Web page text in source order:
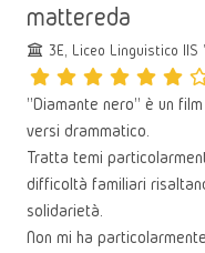
mattereda
3E, Liceo Linguistico
"Diamante nero" è un
versi drammatico.
Tratta temi
difficoltà familiari
solidarietà.
Non mi ha